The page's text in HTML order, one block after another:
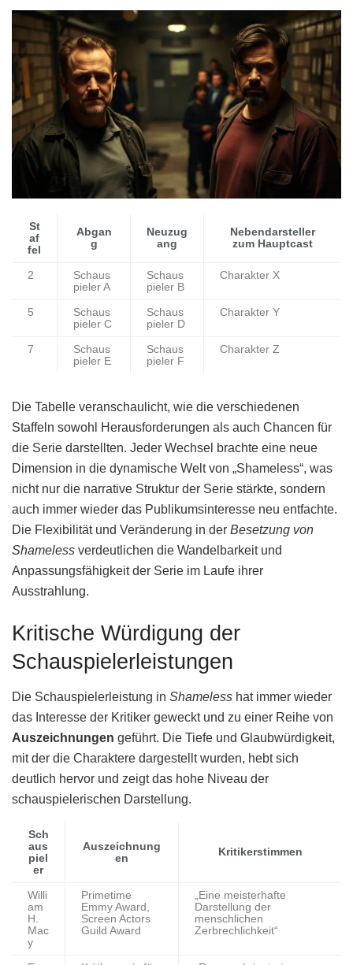
St
af
fel
Abgan
g
Neuzug
ang
Nebendarsteller
zum Hauptcast
2
Schaus
pieler A
Schaus
pieler B
Charakter X
5
Schaus
pieler C
Schaus
pieler D
Charakter Y
7
Schaus
pieler E
Schaus
pieler F
Charakter Z
Die Tabelle veranschaulicht, wie die verschiedenen
Staffeln sowohl Herausforderungen als auch Chancen für
die Serie darstellten. Jeder Wechsel brachte eine neue
Dimension in die dynamische Welt von „Shameless“, was
nicht nur die narrative Struktur der Serie stärkte, sondern
auch immer wieder das Publikumsinteresse neu entfachte.
Die Flexibilität und Veränderung in der Besetzung von
Shameless verdeutlichen die Wandelbarkeit und
Anpassungsfähigkeit der Serie im Laufe ihrer
Ausstrahlung.
Kritische Würdigung der
Schauspielerleistungen
Die Schauspielerleistung in Shameless hat immer wieder
das Interesse der Kritiker geweckt und zu einer Reihe von
Auszeichnungen geführt. Die Tiefe und Glaubwürdigkeit,
mit der die Charaktere dargestellt wurden, hebt sich
deutlich hervor und zeigt das hohe Niveau der
schauspielerischen Darstellung.
Sch
aus
piel
er
Auszeichnung
en
Kritikerstimmen
Willi
am
H.
Mac
y
Primetime
Emmy Award,
Screen Actors
Guild Award
„Eine meisterhafte
Darstellung der
menschlichen
Zerbrechlichkeit“